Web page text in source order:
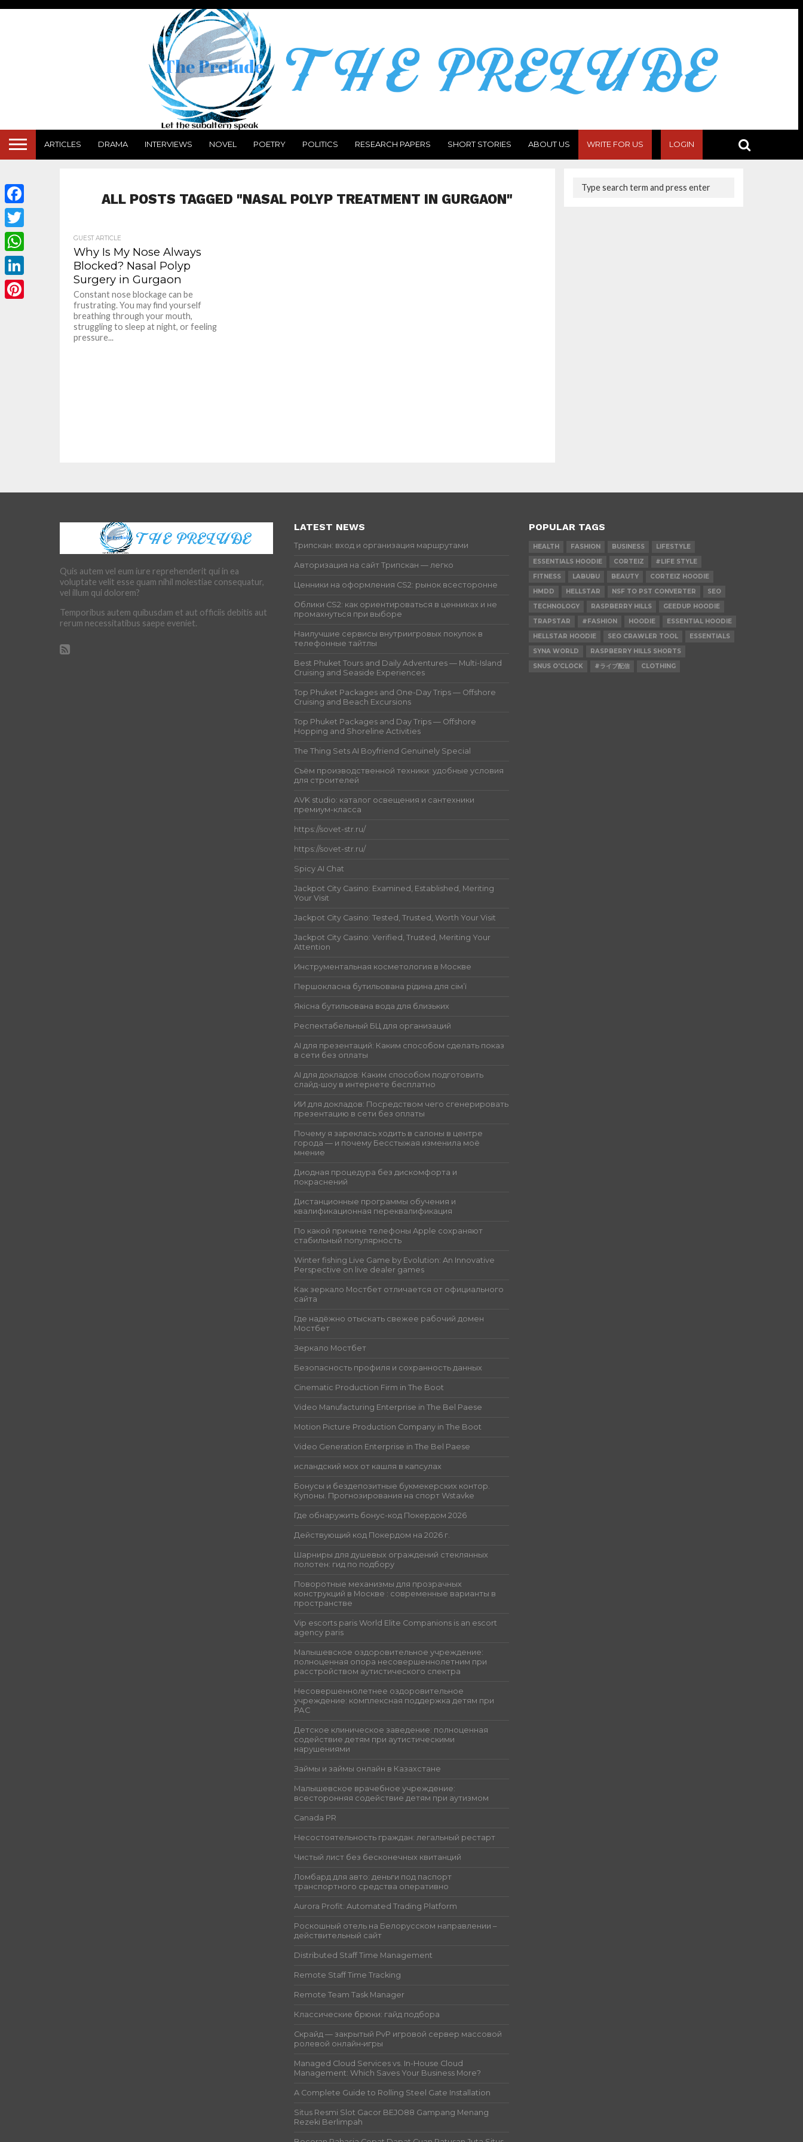
ARTICLES DRAMA INTERVIEWS NOVEL POETRY POLITICS RESEARCH PAPERS SHORT STORIES ABOUT US WRITE FOR US LOGIN
ALL POSTS TAGGED "NASAL POLYP TREATMENT IN GURGAON"
GUEST ARTICLE
Why Is My Nose Always
Blocked? Nasal Polyp
Surgery in Gurgaon
Constant nose blockage can be
frustrating. You may find yourself
breathing through your mouth,
struggling to sleep at night, or feeling
pressure...
Quis autem vel eum iure reprehenderit qui in ea
voluptate velit esse quam nihil molestiae consequatur,
vel illum qui dolorem?
Temporibus autem quibusdam et aut officiis debitis aut
rerum necessitatibus saepe eveniet.
LATEST NEWS
Трипскан: вход и организация маршрутами
Авторизация на сайт Трипскан — легко
Ценники на оформления CS2: рынок всесторонне
Облики CS2: как ориентироваться в ценниках и не
промахнуться при выборе
Наилучшие сервисы внутриигровых покупок в
телефонные тайтлы
Best Phuket Tours and Daily Adventures — Multi-Island
Cruising and Seaside Experiences
Top Phuket Packages and One-Day Trips — Offshore
Cruising and Beach Excursions
Top Phuket Packages and Day Trips — Offshore
Hopping and Shoreline Activities
The Thing Sets AI Boyfriend Genuinely Special
Съём производственной техники: удобные условия
для строителей
AVK studio: каталог освещения и сантехники
премиум-класса
https://sovet-str.ru/
https://sovet-str.ru/
Spicy AI Chat
Jackpot City Casino: Examined, Established, Meriting
Your Visit
Jackpot City Casino: Tested, Trusted, Worth Your Visit
Jackpot City Casino: Verified, Trusted, Meriting Your
Attention
Инструментальная косметология в Москве
Першокласна бутильована рідина для сім’ї
Якісна бутильована вода для близьких
Респектабельный БЦ для организаций
AI для презентаций: Каким способом сделать показ
в сети без оплаты
AI для докладов: Каким способом подготовить
слайд-шоу в интернете бесплатно
ИИ для докладов: Посредством чего сгенерировать
презентацию в сети без оплаты
Почему я зареклась ходить в салоны в центре
города — и почему Бесстыжая изменила моё
мнение
Диодная процедура без дискомфорта и
покраснений
Дистанционные программы обучения и
квалификационная переквалификация
По какой причине телефоны Apple сохраняют
стабильный популярность
Winter fishing Live Game by Evolution: An Innovative
Perspective on live dealer games
Как зеркало Мостбет отличается от официального
сайта
Где надёжно отыскать свежее рабочий домен
Мостбет
Зеркало Мостбет
Безопасность профиля и сохранность данных
Cinematic Production Firm in The Boot
Video Manufacturing Enterprise in The Bel Paese
Motion Picture Production Company in The Boot
Video Generation Enterprise in The Bel Paese
исландский мох от кашля в капсулах
Бонусы и бездепозитные букмекерских контор.
Купоны. Прогнозирования на спорт Wstavke
Где обнаружить бонус-код Покердом 2026
Действующий код Покердом на 2026 г.
Шарниры для душевых ограждений стеклянных
полотен: гид по подбору
Поворотные механизмы для прозрачных
конструкций в Москве : современные варианты в
пространстве
Vip escorts paris World Elite Companions is an escort
agency paris
Малышевское оздоровительное учреждение:
полноценная опора несовершеннолетним при
расстройством аутистического спектра
Несовершеннолетнее оздоровительное
учреждение: комплексная поддержка детям при
РАС
Детское клиническое заведение: полноценная
содействие детям при аутистическими
нарушениями
Займы и займы онлайн в Казахстане
Малышевское врачебное учреждение:
всесторонняя содействие детям при аутизмом
Canada PR
Несостоятельность граждан: легальный рестарт
Чистый лист без бесконечных квитанций
Ломбард для авто: деньги под паспорт
транспортного средства оперативно
Aurora Profit: Automated Trading Platform
Роскошный отель на Белорусском направлении –
действительный сайт
Distributed Staff Time Management
Remote Staff Time Tracking
Remote Team Task Manager
Классические брюки: гайд подбора
Скрайд — закрытый PvP игровой сервер массовой
ролевой онлайн‑игры
Managed Cloud Services vs. In-House Cloud
Management: Which Saves Your Business More?
A Complete Guide to Rolling Steel Gate Installation
Situs Resmi Slot Gacor BEJO88 Gampang Menang
Rezeki Berlimpah
POPULAR TAGS
HEALTH FASHION BUSINESS
LIFESTYLE
ESSENTIALS HOODIE
CORTEIZ
#LIFE STYLE
FITNESS
LABUBU BEAUTY
CORTEIZ HOODIE
HMDD
HELLSTAR NSF TO PST CONVERTER
SEO
TECHNOLOGY
RASPBERRY HILLS
GEEDUP HOODIE
TRAPSTAR
#FASHION HOODIE
ESSENTIAL HOODIE
HELLSTAR HOODIE
SEO CRAWLER TOOL
ESSENTIALS
SYNA WORLD
RASPBERRY HILLS SHORTS
SNUS O'CLOCK
#ライブ配信 CLOTHING
Facebook
Twitter
WhatsApp
LinkedIn